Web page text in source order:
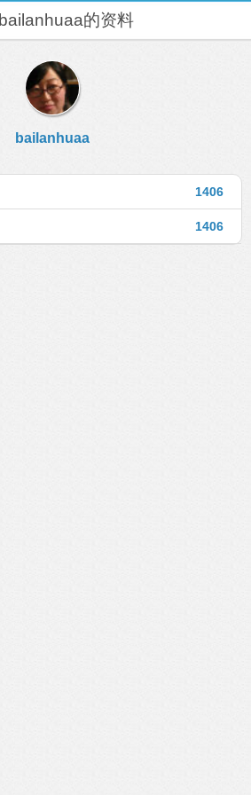
bailanhuaa的资料
bailanhuaa
1406
1406